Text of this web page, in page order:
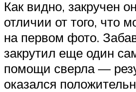
Как видно, закручен
отличии от того, что
на первом фото.
закрутил еще один
помощи сверла —
оказался